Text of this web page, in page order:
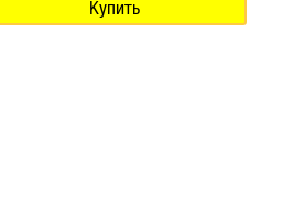
Купить